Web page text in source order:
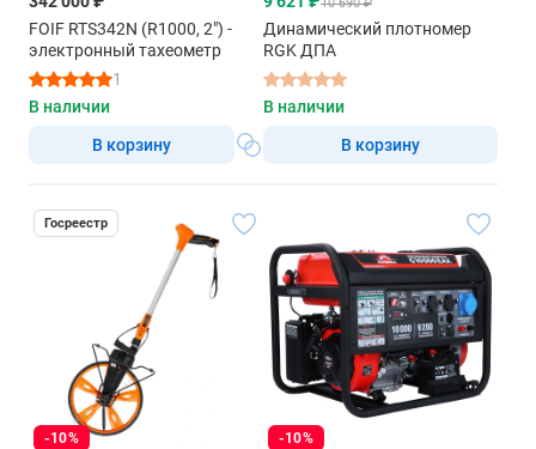
FOIF RTS342N (R1000, 2") -
электронный тахеометр
1
В наличии
В корзину
10 690 ₽
Динамический плотномер
RGK ДПА
В наличии
В корзину
Госреестр
-10% -10%